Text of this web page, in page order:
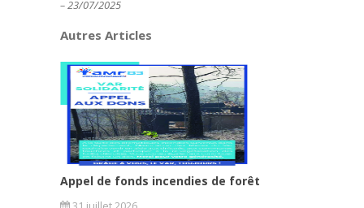
– 23/07/2025
Autres Articles
Appel de fonds incendies de forêt